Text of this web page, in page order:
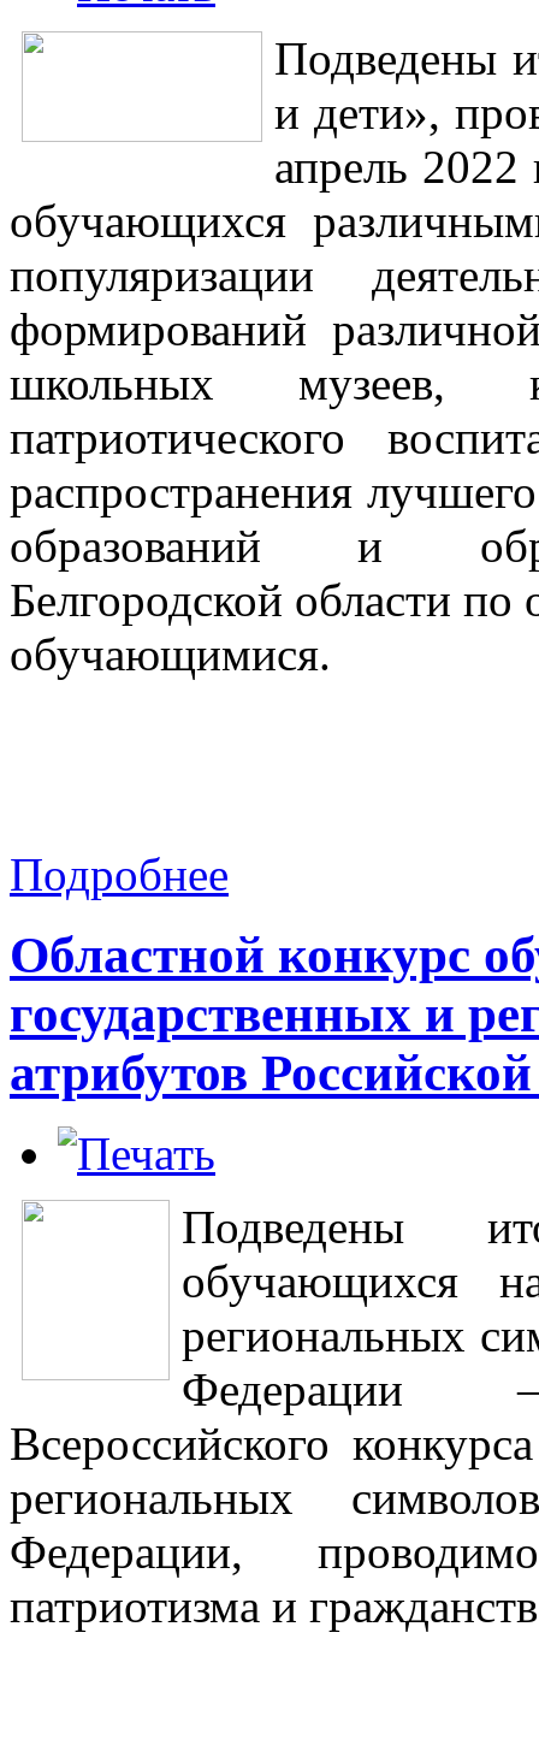
Подведены
и дети»,
апрель 2022
обучающихся
популяризации
формирований
школьных музеев,
патриотического
распространения
образований и
Белгородской области
обучающимися.
Подробнее
Областной конкурс
государственных и
атрибутов
Подведены
обучающихся
региональных
Федерации
Всероссийского
региональных
Федерации,
патриотизма и